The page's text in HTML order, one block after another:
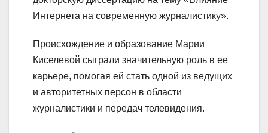
Интернета на современную журналистику».
Происхождение и образование Марии
Киселевой сыграли значительную роль в ее
карьере, помогая ей стать одной из ведущих
и авторитетных персон в области
журналистики и передач телевидения.